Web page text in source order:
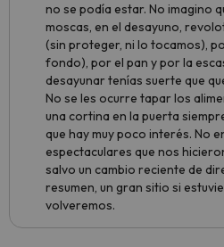
no se podía estar. No imagino
moscas, en el desayuno,
(sin proteger, ni lo tocamos),
fondo), por el pan y por la
desayunar tenías suerte que
No se les ocurre tapar los
una cortina en la puerta
que hay muy poco interés. No
espectaculares que nos
salvo un cambio reciente de
resumen, un gran sitio si
volveremos.